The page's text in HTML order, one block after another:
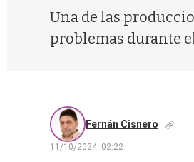
Una de las
problemas durante
Fernán Cisnero
11/10/2024, 02:22